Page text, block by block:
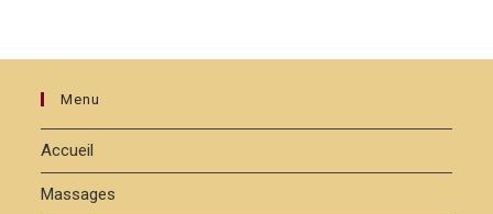
Menu
Accueil
Massages